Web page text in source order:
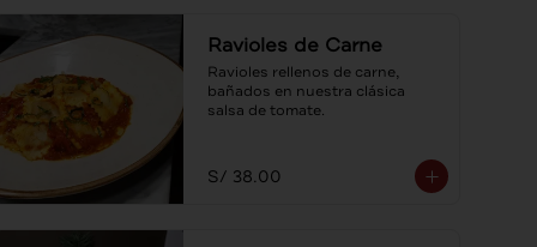
Ravioles de Carne
Ravioles rellenos de carne,
bañados en nuestra clásica
salsa de tomate.
S/ 38.00